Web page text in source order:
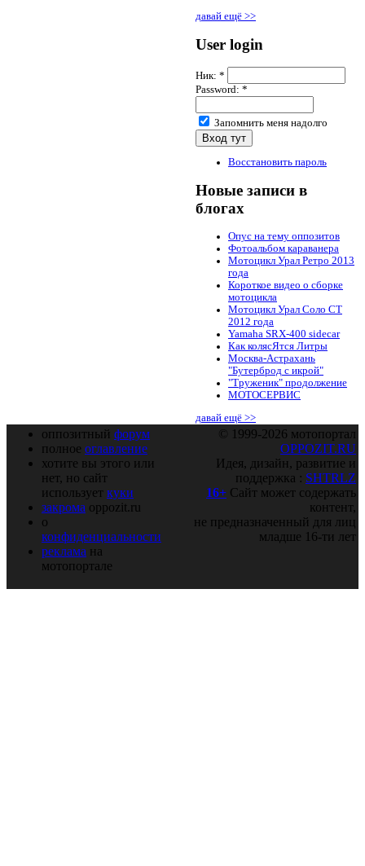
давай ещё >>
User login
Ник: *
Password: *
Запомнить меня надолго
Восстановить пароль
Новые записи в
блогах
Опус на тему оппозитов
Фотоальбом караванера
Мотоцикл Урал Ретро 2013
года
Короткое видео о сборке
мотоцикла
Мотоцикл Урал Соло СТ
2012 года
Yamaha SRX-400 sidecar
Как колясЯтся Литры
Москва-Астрахань
"Бутерброд с икрой"
"Труженик" продолжение
МОТОСЕРВИС
давай ещё >>
оппозитный форум
полное оглавление
хотите вы этого или
нет, но сайт
использует куки
закрома oppozit.ru
о
конфиденциальности
реклама на
мотопортале
© 1999-2026 мотопортал
OPPOZIT.RU
Идея, дизайн, развитие и
поддержка : SHTRLZ
16+ Сайт может содержать
контент,
не предназначенный для лиц
младше 16-ти лет